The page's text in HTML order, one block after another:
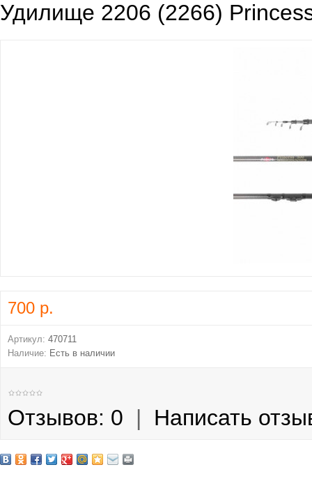
Удилище 2206 (2266)
700 р.
Артикул: 470711
Наличие: Есть в наличии
Отзывов: 0 | Написать